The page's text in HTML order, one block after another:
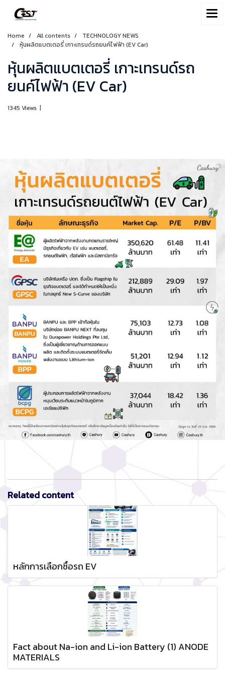
Home All contents
TECHNOLOGY NEWS
หุ้นผลิตแบตเตอรี่ เกาะเทรนด์รถยนค์ไฟฟ้า (EV Car)
หุ้นผลิตแบตเตอรี่ เกาะเทรนด์รถ
ยนค์ไฟฟ้า (EV Car)
1345 Views |
Related content
หลักการเลือกซื้อรถ EV
Fact about Na-ion and Li-ion Battery (1) ANODE
MATERIALS